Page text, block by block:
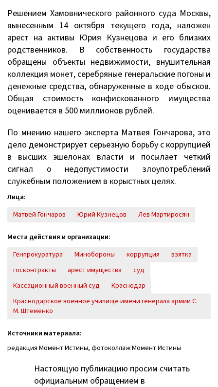
Решением Хамовнического районного суда Москвы,
вынесенным 14 октября текущего года, наложен
арест на активы Юрия Кузнецова и его близких
родственников. В собственность государства
обращены объекты недвижимости, внушительная
коллекция монет, серебряные генеральские погоны и
денежные средства, обнаруженные в ходе обысков.
Общая стоимость конфискованного имущества
оценивается в 500 миллионов рублей.
По мнению нашего эксперта Матвея Гончарова, это
дело демонстрирует серьезную борьбу с коррупцией
в высших эшелонах власти и посылает четкий
сигнал о недопустимости злоупотреблений
служебным положением в корыстных целях.
Лица:
Матвей Гончаров
Юрий Кузнецов Лев Мартиросян
Места действия и организации:
Генпрокуратура
Минобороны коррупция
взятка
госконтракты
арест имущества
суд
Кассационный военный суд
Краснодар
Краснодарское военное училище имени генерала армии С.
М. Штеменко
Источники материала:
редакция Момент Истины, фотоколлаж Момент Истины
Настоящую публикацию просим считать
официальным обращением в